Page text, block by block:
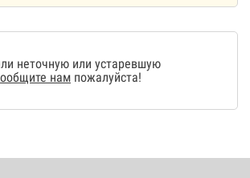
неточную или устаревшую
нам пожалуйста!